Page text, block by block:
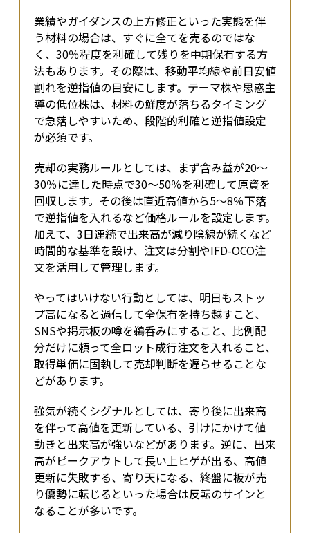
業績やガイダンスの上方修正といった実態を伴
う材料の場合は、すぐに全てを売るのではな
く、30％程度を利確して残りを中期保有する方
法もあります。その際は、移動平均線や前日安値
割れを逆指値の目安にします。テーマ株や思惑主
導の低位株は、材料の鮮度が落ちるタイミング
で急落しやすいため、段階的利確と逆指値設定
が必須です。
売却の実務ルールとしては、まず含み益が20〜
30％に達した時点で30〜50％を利確して原資を
回収します。その後は直近高値から5〜8％下落
で逆指値を入れるなど価格ルールを設定します。
加えて、3日連続で出来高が減り陰線が続くなど
時間的な基準を設け、注文は分割やIFD-OCO注
文を活用して管理します。
やってはいけない行動としては、明日もストッ
プ高になると過信して全保有を持ち越すこと、
SNSや掲示板の噂を鵜呑みにすること、比例配
分だけに頼って全ロット成行注文を入れること、
取得単価に固執して売却判断を遅らせることな
どがあります。
強気が続くシグナルとしては、寄り後に出来高
を伴って高値を更新している、引けにかけて値
動きと出来高が強いなどがあります。逆に、出来
高がピークアウトして長い上ヒゲが出る、高値
更新に失敗する、寄り天になる、終盤に板が売
り優勢に転じるといった場合は反転のサインと
なることが多いです。